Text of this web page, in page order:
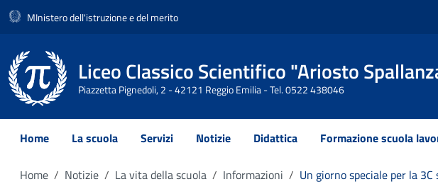
MInistero dell'istruzione e del merito
Liceo Classico Scientifico "Ariosto
Piazzetta Pignedoli, 2 - 42121 Reggio Emilia - Tel. 0522 438046
Home La scuola Servizi Notizie Didattica Formazione scuola
Home Notizie La vita della scuola Informazioni Un giorno speciale per la